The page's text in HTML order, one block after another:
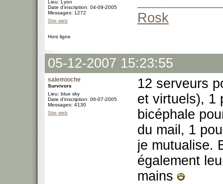
Lieu: Lyon
Date d'inscription: 04-09-2005
Messages: 1272
Site web
Rosk
Hors ligne
05-12-2007 15:23:55
salemioche
Survivors
Lieu: blue sky
Date d'inscription: 06-07-2005
Messages: 4130
Site web
12 serveurs
et virtuels), 1
bicéphale
du mail, 1
je mutualise.
également
mains